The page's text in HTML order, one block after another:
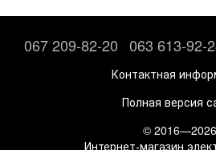
067 209-82-20 063 613-92-
Контактная
Полная версия
© 2016—2026
Интернет-магазин